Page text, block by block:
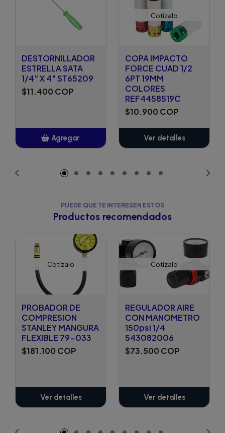
DESTORNILLADOR
ESTRELLA SATA
1/4" X 4" ST65209
$11.400 COP
Agregar
Cotízalo
COPA IMPACTO
FORCE CUAD 1/2
6PT 19MM
COLORES
REF4458519C
$10.900 COP
Ver detalles
PUEDE QUE TE INTERESEN ESTOS
Productos recomendados
Cotízalo
PROBADOR DE
COMPRESION
STANLEY MANGURA
FLEXIBLE 79-033
$181.100 COP
Ver detalles
Cotízalo
REGULADOR AIRE
CON MANOMETRO
150psi 1/4
543082006
$73.500 COP
Ver detalles